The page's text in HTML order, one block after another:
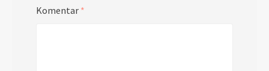
Komentar *